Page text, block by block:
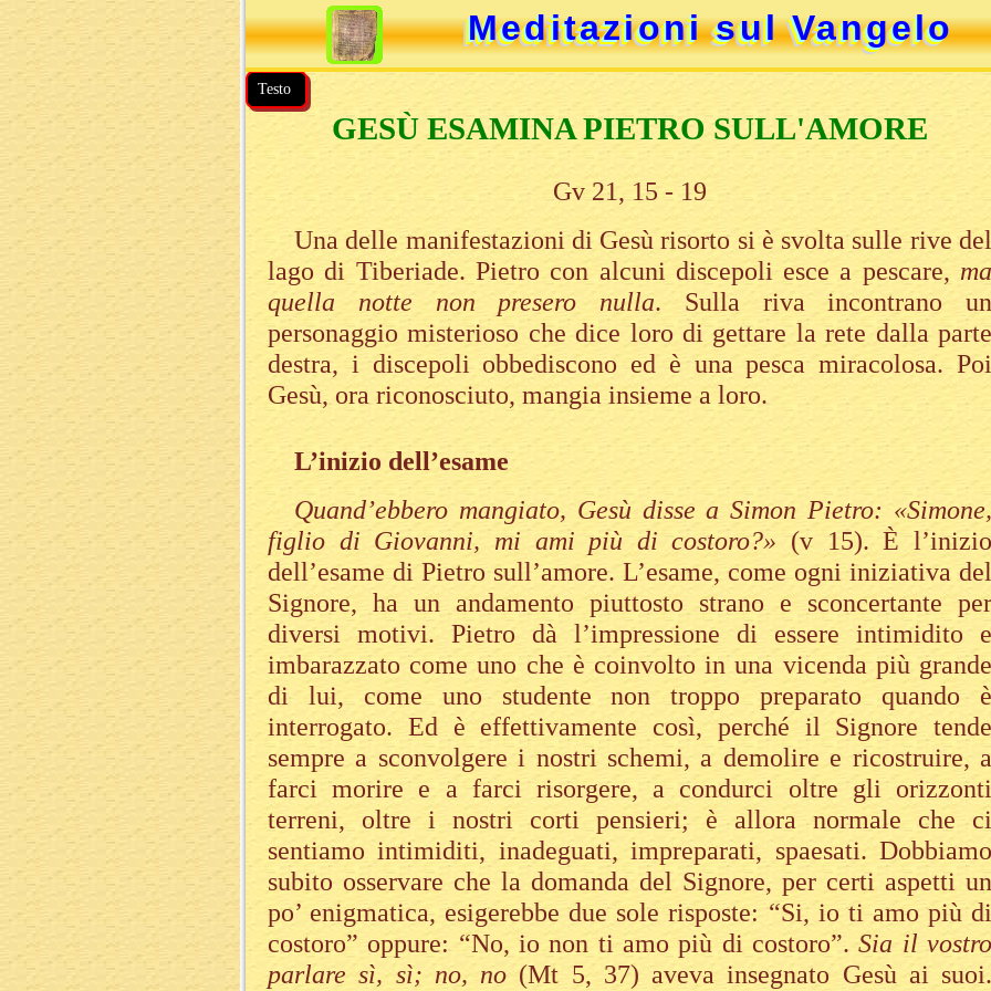
Meditazioni sul Vangelo
Meditazioni sul Vangelo
Meditazioni sul Vangelo
Meditazioni sul Vangelo
Testo
GESÙ ESAMINA PIETRO SULL'AMORE
Gv 21, 15 - 19
Una delle manifestazioni di Gesù risorto si è svolta sulle rive del
lago di Tiberiade. Pietro con alcuni discepoli esce a pescare, ma
quella notte non presero nulla. Sulla riva incontrano un
personaggio misterioso che dice loro di gettare la rete dalla parte
destra, i discepoli obbediscono ed è una pesca miracolosa. Poi
Gesù, ora riconosciuto, mangia insieme a loro.
L’inizio dell’esame
Quand’ebbero mangiato, Gesù disse a Simon Pietro: «Simone,
figlio di Giovanni, mi ami più di costoro?» (v 15). È l’inizio
dell’esame di Pietro sull’amore. L’esame, come ogni iniziativa del
Signore, ha un andamento piuttosto strano e sconcertante per
diversi motivi. Pietro dà l’impressione di essere intimidito e
imbarazzato come uno che è coinvolto in una vicenda più grande
di lui, come uno studente non troppo preparato quando è
interrogato. Ed è effettivamente così, perché il Signore tende
sempre a sconvolgere i nostri schemi, a demolire e ricostruire, a
farci morire e a farci risorgere, a condurci oltre gli orizzonti
terreni, oltre i nostri corti pensieri; è allora normale che ci
sentiamo intimiditi, inadeguati, impreparati, spaesati. Dobbiamo
subito osservare che la domanda del Signore, per certi aspetti un
po’ enigmatica, esigerebbe due sole risposte: “Si, io ti amo più di
costoro” oppure: “No, io non ti amo più di costoro”.Sia il vostro
parlare sì, sì; no, no (Mt 5, 37) aveva insegnato Gesù ai suoi.